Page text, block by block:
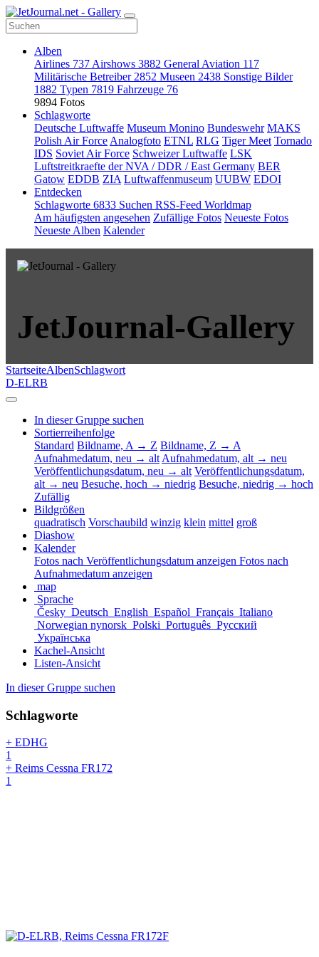
Alben
Airlines 737 Airshows 3882 General Aviation 117
Militärische Betreiber 2852 Museen 2438 Sonstige Bilder
1882 Typen 7819 Fahrzeuge 76
9894 Fotos
Schlagworte
Deutsche Luftwaffe Museum Monino Bundeswehr MAKS
Polish Air Force Analogfoto ETNL RLG Tiger Meet Tornado
IDS Soviet Air Force Schweizer Luftwaffe LSK
Luftstreitkraefte der NVA / DDR / East Germany BER
Gatow EDDB ZIA Luftwaffenmuseum UUBW EDOI
Entdecken
Schlagworte 6833 Suchen RSS-Feed Worldmap
Am häufigsten angesehen Zufällige Fotos Neueste Fotos
Neueste Alben Kalender
JetJournal-Gallery
StartseiteAlbenSchlagwort
D-ELRB
In dieser Gruppe suchen
Sortierreihenfolge
Standard Bildname, A → Z Bildname, Z → A
Aufnahmedatum, neu → alt Aufnahmedatum, alt → neu
Veröffentlichungsdatum, neu → alt Veröffentlichungsdatum,
alt → neu Besuche, hoch → niedrig Besuche, niedrig → hoch
Zufällig
Bildgrößen
quadratisch Vorschaubild winzig klein mittel groß
Diashow
Kalender
Fotos nach Veröffentlichungsdatum anzeigen Fotos nach
Aufnahmedatum anzeigen
map
Sprache
Česky Deutsch English Español Français Italiano
Norwegian nynorsk Polski Português Русский
Українська
Kachel-Ansicht
Listen-Ansicht
In dieser Gruppe suchen
Schlagworte
+ EDHG
1
+ Reims Cessna FR172
1